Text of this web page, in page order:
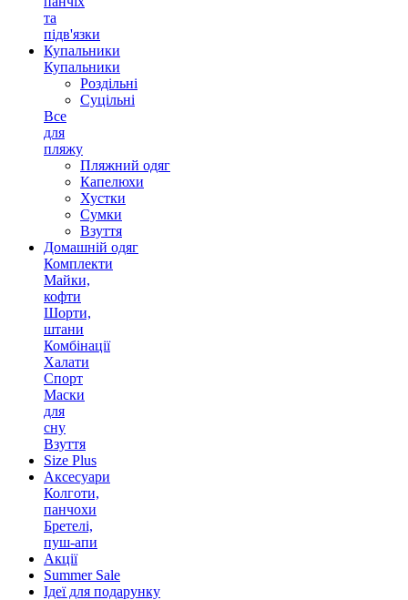
та
підв'язки
Купальники
Купальники
Роздільні
Суцільні
Все
для
пляжу
Пляжний одяг
Капелюхи
Хустки
Сумки
Взуття
Домашній одяг
Комплекти
Майки,
кофти
Шорти,
штани
Комбінації
Халати
Спорт
Маски
для
сну
Взуття
Size Plus
Аксесуари
Колготи,
панчохи
Бретелі,
пуш-апи
Акції
Summer Sale
Ідеї для подарунку